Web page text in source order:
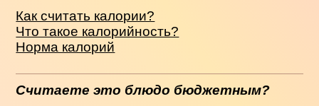
Как считать калории?
Что такое калорийность?
Норма калорий
Считаете это блюдо бюджетным?